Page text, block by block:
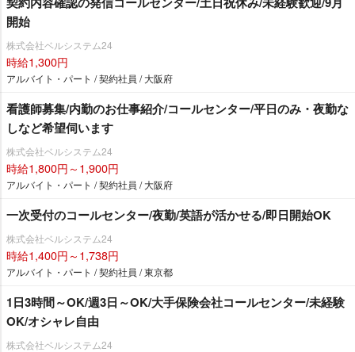
開始
株式会社ベルシステム24
時給1,300円
アルバイト・パート / 契約社員 / 大阪府
看護師募集/内勤のお仕事紹介/コールセンター/平日のみ・夜勤な
しなど希望伺います
株式会社ベルシステム24
時給1,800円～1,900円
アルバイト・パート / 契約社員 / 大阪府
一次受付のコールセンター/夜勤/英語が活かせる/即日開始OK
株式会社ベルシステム24
時給1,400円～1,738円
アルバイト・パート / 契約社員 / 東京都
1日3時間～OK/週3日～OK/大手保険会社コールセンター/未経験
OK/オシャレ自由
株式会社ベルシステム24